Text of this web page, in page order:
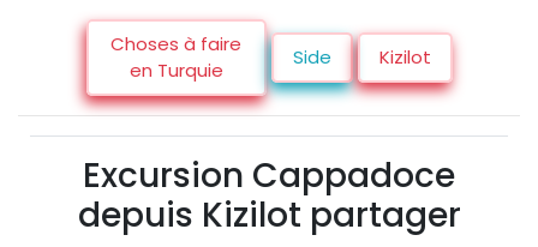
Choses à faire
en Turquie
Side Kizilot
Excursion Cappadoce
depuis Kizilot partager